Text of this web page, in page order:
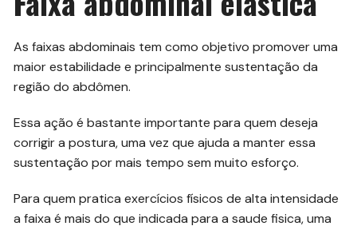
As faixas abdominais tem como objetivo promover uma
maior estabilidade e principalmente sustentação da
região do abdômen.
Essa ação é bastante importante para quem deseja
corrigir a postura, uma vez que ajuda a manter essa
sustentação por mais tempo sem muito esforço.
Para quem pratica exercícios físicos de alta intensidade
a faixa é mais do que indicada para a saude fisica, uma